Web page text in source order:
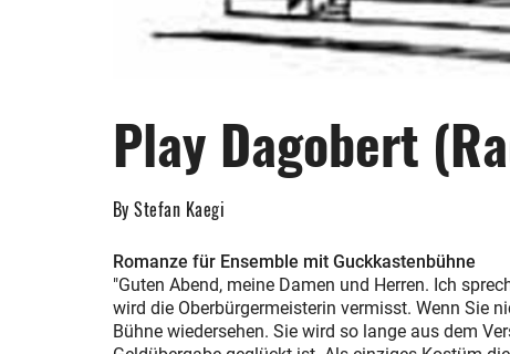
Play Dagobert
By Stefan Kaegi
Romanze für Ensemble mit Guckkastenbühne
"Guten Abend, meine Damen und Herren. Ich
wird die Oberbürgermeisterin vermisst. Wenn Sie
Bühne wiedersehen. Sie wird so lange aus dem